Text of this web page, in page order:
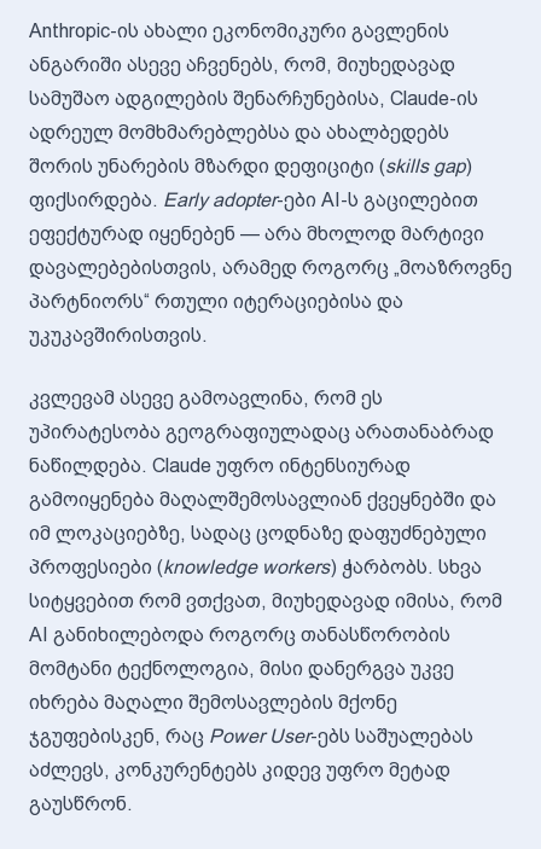
Anthropic-ის ახალი ეკონომიკური გავლენის
ანგარიში ასევე აჩვენებს, რომ, მიუხედავად
სამუშაო ადგილების შენარჩუნებისა, Claude-ის
ადრეულ მომხმარებლებსა და ახალბედებს
შორის უნარების მზარდი დეფიციტი (skills gap)
ფიქსირდება. Early adopter-ები AI-ს გაცილებით
ეფექტურად იყენებენ — არა მხოლოდ მარტივი
დავალებებისთვის, არამედ როგორც „მოაზროვნე
პარტნიორს“ რთული იტერაციებისა და
უკუკავშირისთვის.
კვლევამ ასევე გამოავლინა, რომ ეს
უპირატესობა გეოგრაფიულადაც არათანაბრად
ნაწილდება. Claude უფრო ინტენსიურად
გამოიყენება მაღალშემოსავლიან ქვეყნებში და
იმ ლოკაციებზე, სადაც ცოდნაზე დაფუძნებული
პროფესიები (knowledge workers) ჭარბობს. სხვა
სიტყვებით რომ ვთქვათ, მიუხედავად იმისა, რომ
AI განიხილებოდა როგორც თანასწორობის
მომტანი ტექნოლოგია, მისი დანერგვა უკვე
იხრება მაღალი შემოსავლების მქონე
ჯგუფებისკენ, რაც Power User-ებს საშუალებას
აძლევს, კონკურენტებს კიდევ უფრო მეტად
გაუსწრონ.